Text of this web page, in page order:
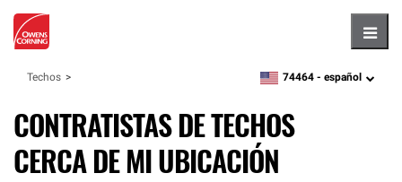
Techos zipcode,language
74464 - español
CONTRATISTAS DE TECHOS
CERCA DE MI UBICACIÓN